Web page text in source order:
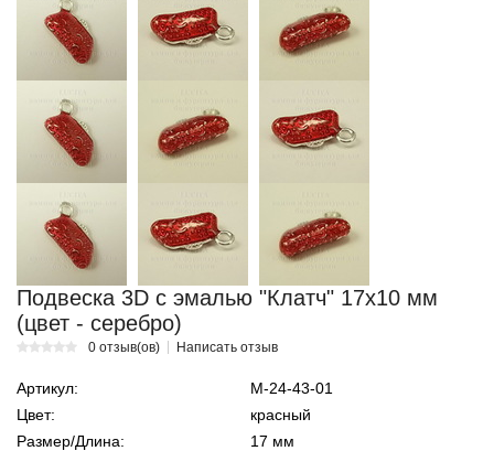
Подвеска 3D с эмалью "Клатч" 17х10 мм
(цвет - серебро)
0 отзыв(ов) Написать отзыв
Артикул:
М-24-43-01
Цвет:
красный
Размер/Длина:
17 мм